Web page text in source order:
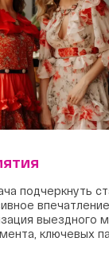
подчеркнуть
выездного
ключевых